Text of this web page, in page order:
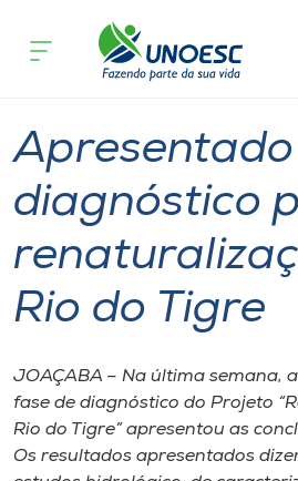
Cursos
Pesquisa
Atendimento ao Estudante
Portal de Ensino
A
acontece
Apresentado
diagnóstico
Rio do Tigre
JOAÇABA – Na última semana,
fase de diagnóstico do Projeto
Rio do Tigre” apresentou as
Os resultados apresentados